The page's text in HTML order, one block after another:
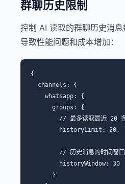
群聊历史限制
控制 AI 读取的群聊历史消
导致性能问题和成本增加：
{
  channels: {
    whatsapp: {
      groups: {
// 最多读取最近 20
        historyLimit: 20,
// 历史消息的时间窗口
        historyWindow: 30
      }